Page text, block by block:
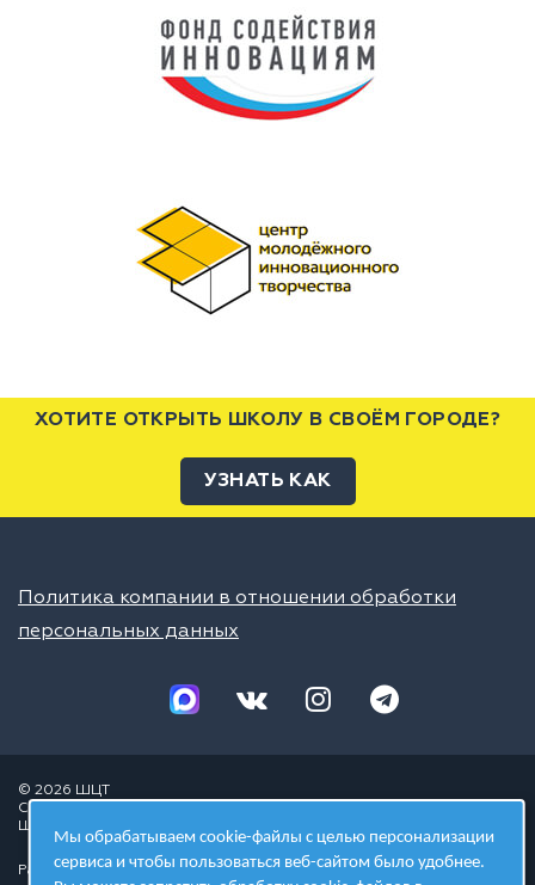
ХОТИТЕ ОТКРЫТЬ ШКОЛУ В СВОЁМ ГОРОДЕ?
УЗНАТЬ КАК
Политика компании в отношении обработки
персональных данных
© 2026 ШЦТ
Сеть центров молодёжного инновационного творчества
Школа цифровых технологий
Разработано в студии
Мы обрабатываем cookie-файлы с целью персонализации
сервиса и чтобы пользоваться веб-сайтом было удобнее.